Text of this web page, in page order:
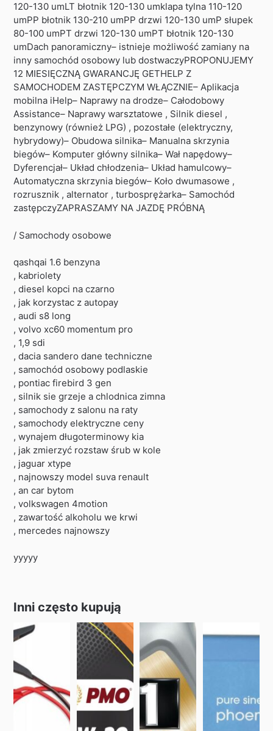
120-130 umLT błotnik 120-130 umklapa tylna 110-120
umPP błotnik 130-210 umPP drzwi 120-130 umP słupek
80-100 umPT drzwi 120-130 umPT błotnik 120-130
umDach panoramiczny– istnieje możliwość zamiany na
inny samochód osobowy lub dostwaczyPROPONUJEMY
12 MIESIĘCZNĄ GWARANCJĘ GETHELP Z
SAMOCHODEM ZASTĘPCZYM WŁĄCZNIE– Aplikacja
mobilna iHelp– Naprawy na drodze– Całodobowy
Assistance– Naprawy warsztatowe , Silnik diesel ,
benzynowy (również LPG) , pozostałe (elektryczny,
hybrydowy)– Obudowa silnika– Manualna skrzynia
biegów– Komputer główny silnika– Wał napędowy–
Dyferencjał– Układ chłodzenia– Układ hamulcowy–
Automatyczna skrzynia biegów– Koło dwumasowe ,
rozrusznik , alternator , turbosprężarka– Samochód
zastępczyZAPRASZAMY NA JAZDĘ PRÓBNĄ
/ Samochody osobowe
qashqai 1.6 benzyna
, kabriolety
, diesel kopci na czarno
, jak korzystac z autopay
, audi s8 long
, volvo xc60 momentum pro
, 1,9 sdi
, dacia sandero dane techniczne
, samochód osobowy podlaskie
, pontiac firebird 3 gen
, silnik sie grzeje a chlodnica zimna
, samochody z salonu na raty
, samochody elektryczne ceny
, wynajem długoterminowy kia
, jak zmierzyć rozstaw śrub w kole
, jaguar xtype
, najnowszy model suva renault
, an car bytom
, volkswagen 4motion
, zawartość alkoholu we krwi
, mercedes najnowszy
yyyyy
Inni często kupują